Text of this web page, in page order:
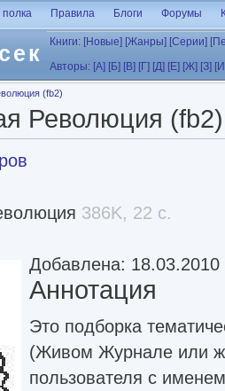
Правила Блоги Форумы
Книги: [Новые] [Жанры] [Серии]
Авторы: [А] [Б] [В] [Г] [Д] [Е] [Ж] [З]
(fb2)
Революция (fb2)
386K, 22 с.
Добавлена: 18.03.2010
Аннотация
Это подборка
(Живом Журнале или
пользователя с